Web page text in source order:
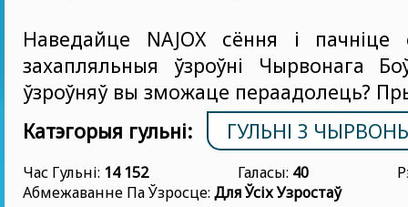
Наведайце NAJOX сёння і пачніце
захапляльныя ўзроўні Чырвонага
ўзроўняў вы зможаце пераадолець?
Катэгорыя гульні:
ГУЛЬНІ З
Час Гульні: 14 152 Галасы: 40
Абмежаванне Па Ўзросце: Для Ўсіх Узростаў